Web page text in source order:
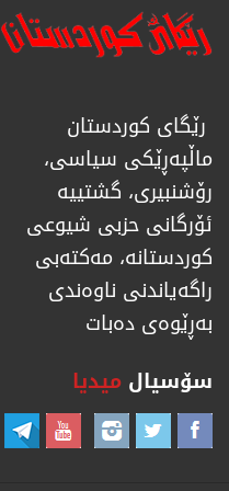
رێگای كوردستان
ماڵپەڕێكی سیاسی،
رۆشنبیری، گشتییە
ئۆرگانی حزبی شیوعی
كوردستانە، مەكتەبی
راگەیاندنی ناوەندی
بەڕێوەی دەبات
سۆسیال میدیا